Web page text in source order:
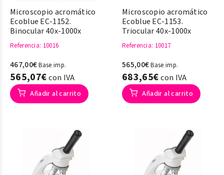
Microscopio acromático
Ecoblue EC-1152.
Binocular 40x-1000x
Referencia: 10016
467,00€Base imp.
565,07€con IVA
Añadir al carrito
Microscopio acromático
Ecoblue EC-1153.
Triocular 40x-1000x
Referencia: 10017
565,00€Base imp.
683,65€con IVA
Añadir al carrito